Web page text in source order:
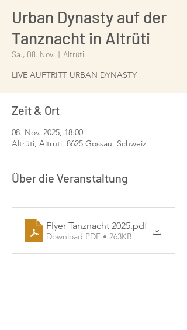
Urban Dynasty auf der
Tanznacht in Altrüti
Sa., 08. Nov.
  |
Altrüti
LIVE AUFTRITT URBAN DYNASTY
Zeit & Ort
08. Nov. 2025, 18:00
Altrüti, Altrüti, 8625 Gossau, Schweiz
Über die Veranstaltung
Flyer Tanznacht 2025.pdf
Download PDF • 263KB